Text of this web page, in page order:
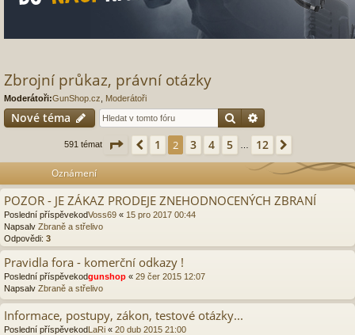
Zbrojní průkaz, právní otázky
Moderátoři:GunShop.cz Moderátoři
Nové téma Hledat
591 témat Stránka 2z 12
Předchozí
1 2 3 4 5 12
Oznámení
POZOR - JE ZÁKAZ PRODEJE ZNEHODNOCENÝCH ZBRANÍ
Poslední příspěvekodVoss69 « 15 pro 2017 00:44
Napsalv Zbraně a střelivo
Odpovědi: 3
Pravidla fora - komerční odkazy !
Poslední příspěvekodgunshop « 29 čer 2015 12:07
Napsalv Zbraně a střelivo
Informace, postupy, zákon, testové otázky...
Poslední příspěvekodLaRi « 20 dub 2015 21:00